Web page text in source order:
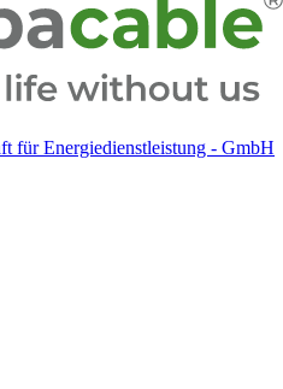
für Energiedienstleistung - GmbH